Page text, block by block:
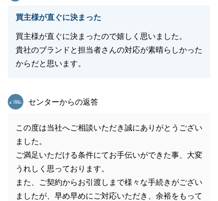
買主様が直ぐに決まった
買主様が直ぐに決まったので嬉しく思いました。
貴社のブランドと担当者さんの対応が素晴らしかった
からだと思います。
東急リバブル
センターからの返答
この度は当社へご相談いただき誠にありがとうござい
ました。
ご満足いただける条件にてお手伝いができた事、大変
うれしく思っております。
また、ご契約からお引渡しまで様々な手続きがござい
ましたが、早め早めにご対応いただき、余裕をもって